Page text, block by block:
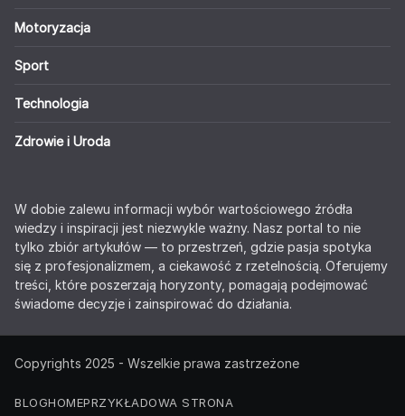
Motoryzacja
Sport
Technologia
Zdrowie i Uroda
W dobie zalewu informacji wybór wartościowego źródła
wiedzy i inspiracji jest niezwykle ważny. Nasz portal to nie
tylko zbiór artykułów — to przestrzeń, gdzie pasja spotyka
się z profesjonalizmem, a ciekawość z rzetelnością. Oferujemy
treści, które poszerzają horyzonty, pomagają podejmować
świadome decyzje i zainspirować do działania.
Copyrights 2025 - Wszelkie prawa zastrzeżone
BLOGHOMEPRZYKŁADOWA STRONA